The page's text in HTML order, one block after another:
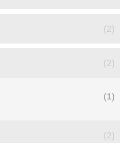
(2)
(2)
(1)
(2)